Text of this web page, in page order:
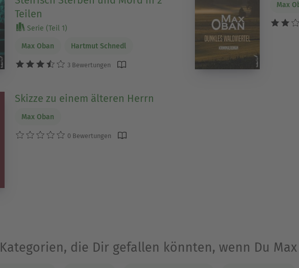
Teilen
Serie (Teil 1)
Max Oban Hartmut Schnedl
3 Bewertungen
Max
Skizze zu einem älteren Herrn
Max Oban
0 Bewertungen
Kategorien, die Dir gefallen könnten, wenn Du